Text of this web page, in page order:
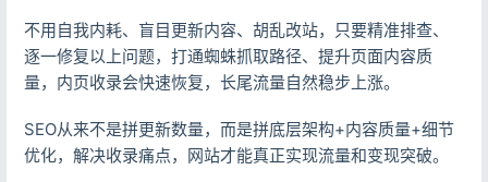
不用自我内耗、盲目更新内容、胡乱改站，只要精准排查、
逐一修复以上问题，打通蜘蛛抓取路径、提升页面内容质
量，内页收录会快速恢复，长尾流量自然稳步上涨。
SEO从来不是拼更新数量，而是拼底层架构+内容质量+细节
优化，解决收录痛点，网站才能真正实现流量和变现突破。